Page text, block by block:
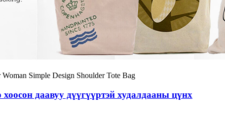
даавуу дүүгүүртэй худалдааны цүнх